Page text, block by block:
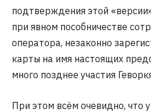
подтверждения этой
при явном пособничестве
оператора, незаконно
карты на имя настоящих
много позднее участия
При этом всём очевидно, что